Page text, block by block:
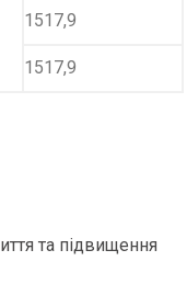
1517,9
1517,9
та підвищення